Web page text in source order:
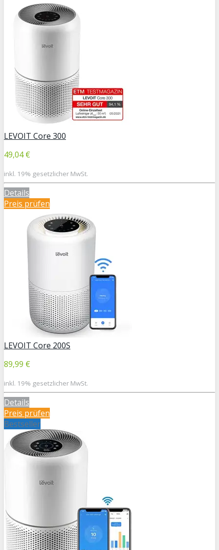
LEVOIT Core 300
49,04 €
inkl. 19% gesetzlicher MwSt.
Details
Preis prüfen
LEVOIT Core 200S
89,99 €
inkl. 19% gesetzlicher MwSt.
Details
Preis prüfen
Bestseller